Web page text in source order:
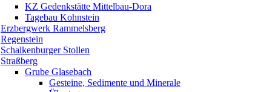
KZ Gedenkstätte Mittelbau-Dora
Tagebau Kohnstein
Erzbergwerk Rammelsberg
Regenstein
Schalkenburger Stollen
Straßberg
Grube Glasebach
Gesteine, Sedimente und Minerale